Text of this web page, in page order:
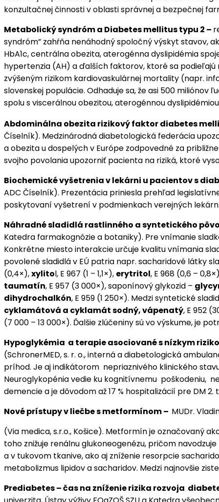
konzultačnej činnosti v oblasti správnej a bezpečnej
Metabolický syndróm a Diabetes mellitus typu 2 –
syndróm” zahŕňa nenáhodný spoločný výskyt stavov,
HbA1c, centrálna obezita, aterogénna dyslipidémia
hypertenzia (AH) a ďalších faktorov, ktoré sa podieľajú
zvýšeným rizikom kardiovaskulárnej mortality (napr.
slovenskej populácie. Odhaduje sa, že asi 500
spolu s viscerálnou obezitou, aterogénnou
Abdominálna obezita rizikový faktor diabetes
Číselník). Medzinárodná diabetologická federácia
a obezita u dospelých v Európe zodpovedné za
svojho povolania upozorniť pacienta na riziká, ktoré
Biochemické vyšetrenia v lekárni u pacientov s
ADC Číselník). Prezentácia priniesla prehľad
poskytovaní vyšetrení v podmienkach verejných
Náhradné sladidlá rastlinného a syntetického
Katedra farmakognózie a botaniky). Pre vnímanie
Konkrétne miesto interakcie určuje kvalitu vnímania
povolené sladidlá v EÚ patria napr. sacharidové látky
(0,4×),xylitol, E 967 (1 – 1,1×), erytritol, E 968 (0,6 –
taumatín, E 957 (3 000×), saponínový glykozid –
dihydrochalkón, E 959 (1 250×). Medzi syntetické
cyklamátová a cyklamát sodný, vápenatý, E 952
(7 000 – 13 000×). Ďalšie zlúčeniny sú vo výskume, je
Hypoglykémia a terapie asociované s nízkym
(SchronerMED, s. r. o., interná a diabetologická
príhod. Je aj indikátorom nepriaznivého klinického
Neuroglykopénia vedie ku kognitívnemu poškodeniu,
demencie a je dôvodom až 17 % hospitalizácií pre DM
Nové prístupy v liečbe s metformínom – MUDr.
(Via medica, s.r.o., Košice). Metformín je označovaný
toho znižuje renálnu glukoneogenézu, pričom
a v tukovom tkanive, ako aj zníženie resorpcie
metabolizmus lipidov a sacharidov. Medzi najnovšie
Prediabetes – čas na zníženie rizika rozvoja